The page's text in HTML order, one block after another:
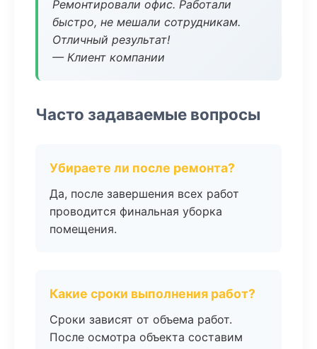
Ремонтировали офис. Работали
быстро, не мешали сотрудникам.
Отличный результат!
— Клиент компании
Часто задаваемые вопросы
Убираете ли после ремонта?
Да, после завершения всех работ
проводится финальная уборка
помещения.
Какие сроки выполнения работ?
Сроки зависят от объема работ.
После осмотра объекта составим